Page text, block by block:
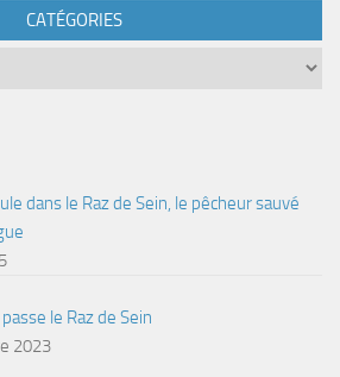
CATÉGORIES
dans le Raz de Sein, le pêcheur sauvé
le Raz de Sein
2023